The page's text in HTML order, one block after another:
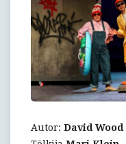
Autor: David Wood